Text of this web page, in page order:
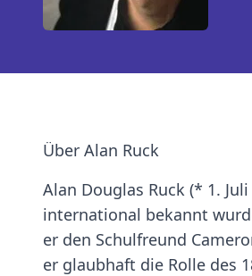
Über Alan Ruck
Alan Douglas Ruck (* 1.
international bekannt
er den Schulfreund
er glaubhaft die Rolle des